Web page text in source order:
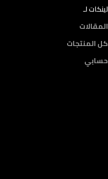
لينكات لـ
المقالات
كل المنتجات
حسابي